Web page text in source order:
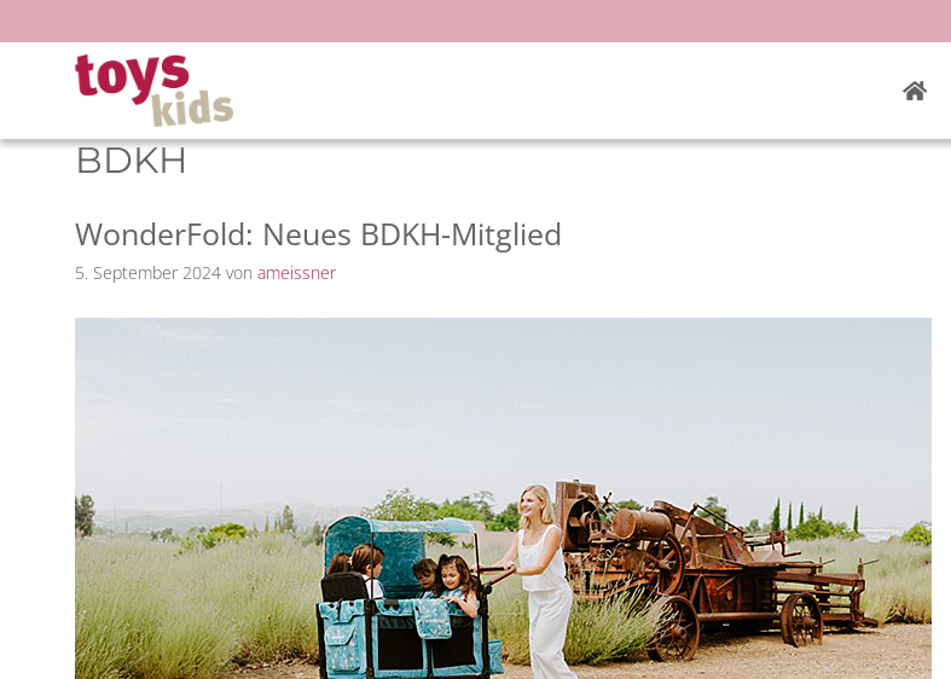
Inhalt
springen
BDKH
WonderFold: Neues BDKH-Mitglied
5. September 2024 von ameissner